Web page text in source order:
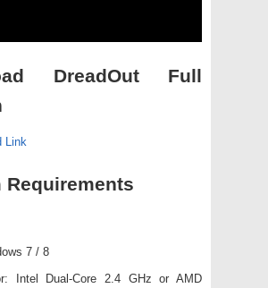
DreadOut Full
Link
Requirements
7 / 8
Intel Dual-Core 2.4 GHz or AMD